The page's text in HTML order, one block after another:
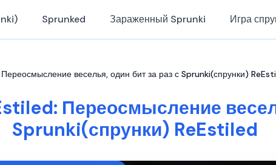
Sprunked Зараженный Sprunki Игра
веселья, один бит за раз с Sprunki(спрунки)
Переосмысление
Sprunki(спрунки) ReEstiled